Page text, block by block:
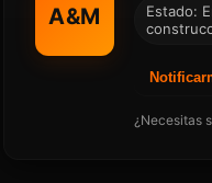
A&M
Estado:
¿Necesitas